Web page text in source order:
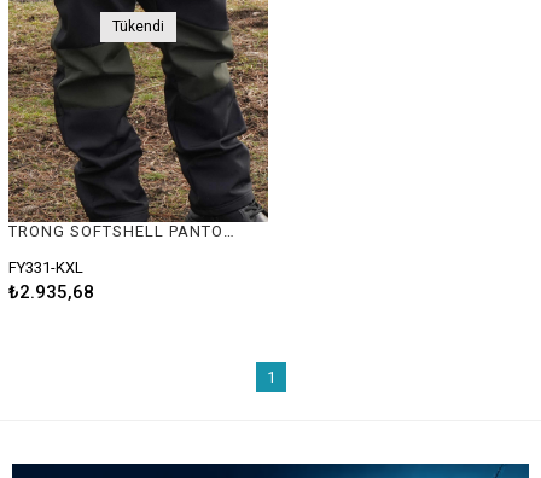
Tükendi
TRONG SOFTSHELL PANTOLON HAKİ #XL
FY331-KXL
₺2.935,68
1